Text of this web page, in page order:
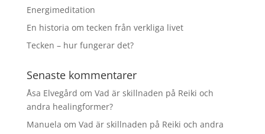
Energimeditation
En historia om tecken från verkliga livet
Tecken – hur fungerar det?
Senaste kommentarer
Åsa Elvegård om Vad är skillnaden på Reiki och
andra healingformer?
Manuela om Vad är skillnaden på Reiki och andra